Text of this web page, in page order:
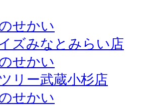
せかい
ズみなとみらい店
せかい
リー武蔵小杉店
せかい